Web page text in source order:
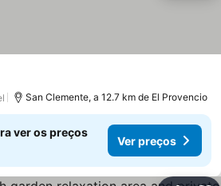
San Clemente, a 12.7 km de El Provencio
ver os preços
Ver preços